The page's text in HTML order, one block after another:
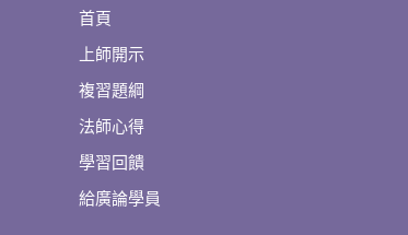
首頁
上師開示
複習題綱
法師心得
學習回饋
給廣論學員